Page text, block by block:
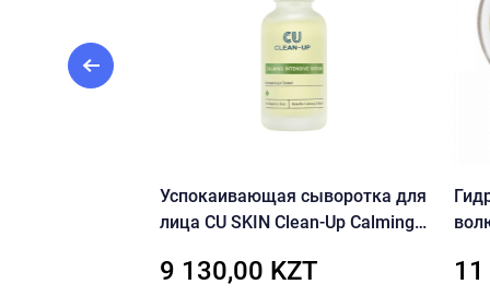
Успокаивающая сыворотка для
лица CU SKIN Clean-Up Calming
9 130,00 KZT
U